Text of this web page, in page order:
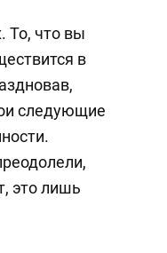
То, что вы
в
следующие
это лишь